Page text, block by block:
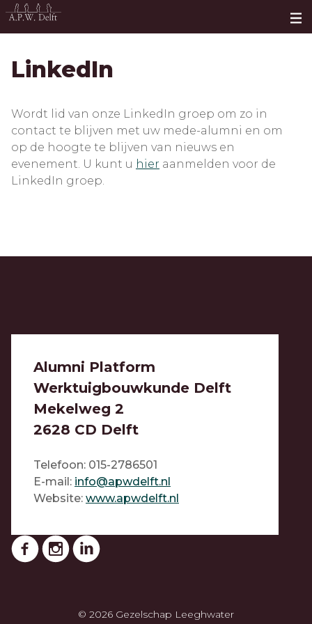
LinkedIn
Wordt lid van onze LinkedIn groep om zo in
contact te blijven met uw mede-alumni en om
op de hoogte te blijven van nieuws en
evenement. U kunt u hier aanmelden voor de
LinkedIn groep.
Alumni Platform
Werktuigbouwkunde Delft
Mekelweg 2
2628 CD Delft
Telefoon: 015-2786501
E-mail: info@apwdelft.nl
Website: www.apwdelft.nl
© 2026 Gezelschap Leeghwater